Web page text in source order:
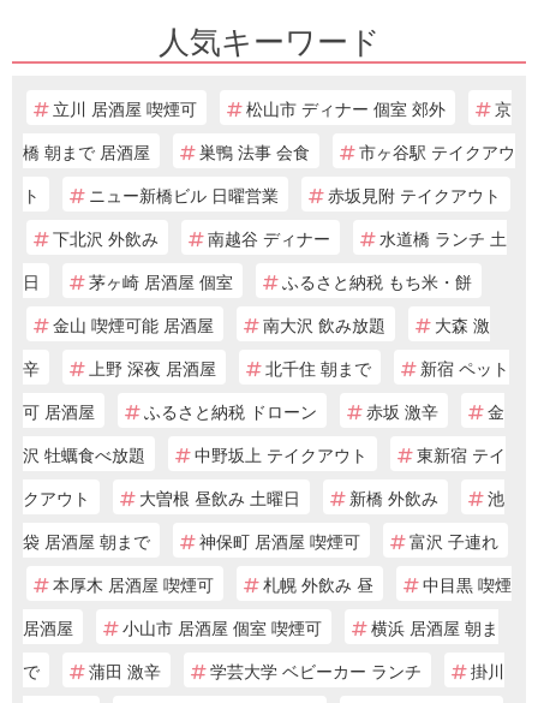
人気キーワード
立川 居酒屋 喫煙可 松山市 ディナー 個室 郊外
京
橋 朝まで 居酒屋
巣鴨 法事 会食
市ヶ谷駅 テイクアウ
ト
ニュー新橋ビル 日曜営業
赤坂見附 テイクアウト
下北沢 外飲み
南越谷 ディナー
水道橋 ランチ 土
日
茅ヶ崎 居酒屋 個室
ふるさと納税 もち米・餅
金山 喫煙可能 居酒屋
南大沢 飲み放題
大森 激
辛
上野 深夜 居酒屋 北千住 朝まで
新宿 ペット
可 居酒屋
ふるさと納税 ドローン 赤坂 激辛
金
沢 牡蠣食べ放題
中野坂上 テイクアウト
東新宿 テイ
クアウト
大曽根 昼飲み 土曜日 新橋 外飲み
池
袋 居酒屋 朝まで
神保町 居酒屋 喫煙可
富沢 子連れ
本厚木 居酒屋 喫煙可
札幌 外飲み 昼
中目黒 喫煙
居酒屋
小山市 居酒屋 個室 喫煙可
横浜 居酒屋 朝ま
で
蒲田 激辛 学芸大学 ベビーカー ランチ
掛川